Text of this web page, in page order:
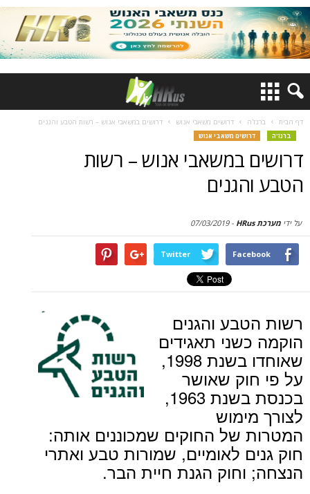
דף הבית ברנז'ה דרושים משאבי אנוש דרושים במשאבי אנוש – רשות הטבע והגנים
ברנז'ה דרושים משאבי אנוש
דרושים במשאבי אנוש – רשות
הטבע והגנים
על ידי מערכת HRus -
07/03/2019
Facebook
Twitter
רשות הטבע והגנים
הוקמה כשני תאגידים
שאוחדו בשנת 1998,
על פי חוק שאושר
בכנסת בשנת 1963,
לצורך מימוש
המטרות של החוקים שמכוננים אותה:
חוק גנים לאומיים, שמורות טבע ואתרי
הנצחה; וחוק הגנת חיית הבר.